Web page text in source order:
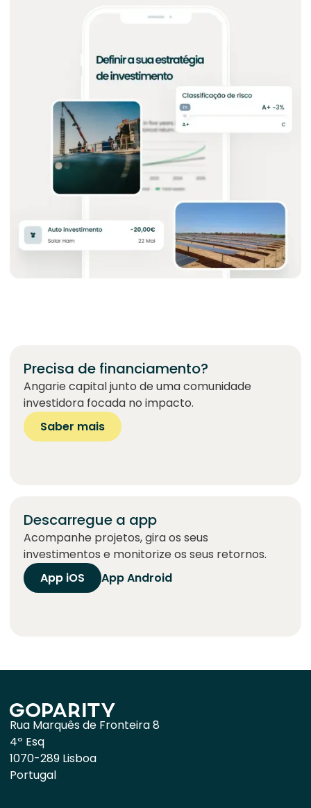
Precisa de financiamento?
Angarie capital junto de uma comunidade
investidora focada no impacto.
Saber mais
Descarregue a app
Acompanhe projetos, gira os seus
investimentos e monitorize os seus retornos.
App iOS
App Android
Rua Marquês de Fronteira 8
4º Esq
1070-289 Lisboa
Portugal